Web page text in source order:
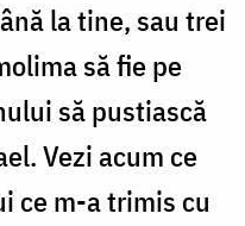
la tine, sau trei
să fie pe
să pustiască
Vezi acum ce
ce m-a trimis cu